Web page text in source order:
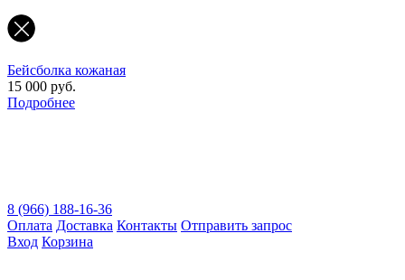
Бейсболка кожаная
15 000 руб.
Подробнее
8 (966) 188-16-36
Оплата Доставка Контакты Отправить запрос
Вход Корзина